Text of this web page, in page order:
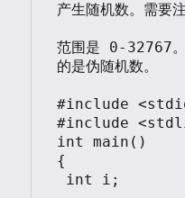
产生随机数。需要
范围是 0-32767
的是伪随机数。
#include
#include
int main()
{